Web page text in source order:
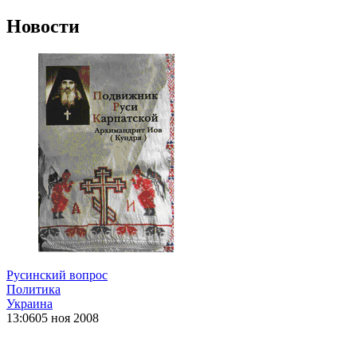
Новости
Русинский вопрос
Политика
Украина
13:0605 ноя 2008